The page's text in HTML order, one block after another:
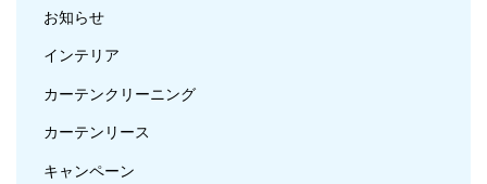
お知らせ
インテリア
カーテンクリーニング
カーテンリース
キャンペーン